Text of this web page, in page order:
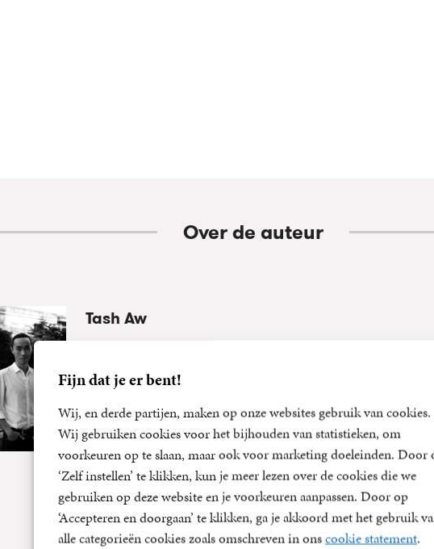
Fijn dat je er bent!
Wij, en derde partijen, maken op onze websites gebruik van cookies.
Wij gebruiken cookies voor het bijhouden van statistieken, om
voorkeuren op te slaan, maar ook voor marketing doeleinden. Door
‘Zelf instellen’ te klikken, kun je meer lezen over de cookies die we
gebruiken op deze website en je voorkeuren aanpassen. Door op
‘Accepteren en doorgaan’ te klikken, ga je akkoord met het gebruik
alle categorieën cookies zoals omschreven in onscookie statement.
Over de auteur
Tash Aw
schreef meerdere romans, waarvan er twee werden
Booker Prize. Zijn meest recente boeken zijn Wij, de
Vreemdelingen op een kade ...